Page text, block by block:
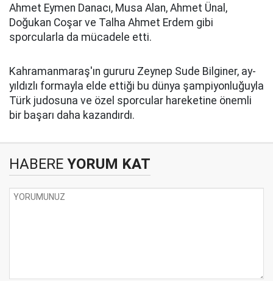
Ahmet Eymen Danacı, Musa Alan, Ahmet Ünal,
Doğukan Coşar ve Talha Ahmet Erdem gibi
sporcularla da mücadele etti.
Kahramanmaraş'ın gururu Zeynep Sude Bilginer, ay-
yıldızlı formayla elde ettiği bu dünya şampiyonluğuyla
Türk judosuna ve özel sporcular hareketine önemli
bir başarı daha kazandırdı.
HABERE YORUM KAT